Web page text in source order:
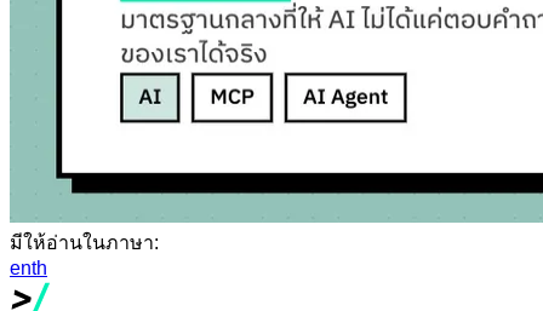
มีให้อ่านในภาษา:
enth